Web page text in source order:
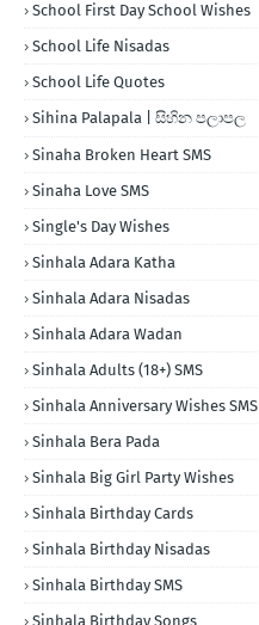
School First Day School Wishes
School Life Nisadas
School Life Quotes
Sihina Palapala | සිහින පලාපල
Sinaha Broken Heart SMS
Sinaha Love SMS
Single's Day Wishes
Sinhala Adara Katha
Sinhala Adara Nisadas
Sinhala Adara Wadan
Sinhala Adults (18+) SMS
Sinhala Anniversary Wishes SMS
Sinhala Bera Pada
Sinhala Big Girl Party Wishes
Sinhala Birthday Cards
Sinhala Birthday Nisadas
Sinhala Birthday SMS
Sinhala Birthday Songs